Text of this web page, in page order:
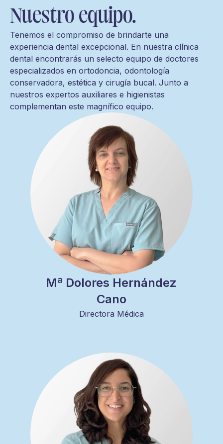
Nuestro equipo.
Tenemos el compromiso de brindarte una
experiencia dental excepcional. En nuestra clínica
dental encontrarás un selecto equipo de doctores
especializados en ortodoncia, odontología
conservadora, estética y cirugía bucal. Junto a
nuestros expertos auxiliares e higienistas
complementan este magnífico equipo.
Mª Dolores Hernández
Cano
Directora Médica